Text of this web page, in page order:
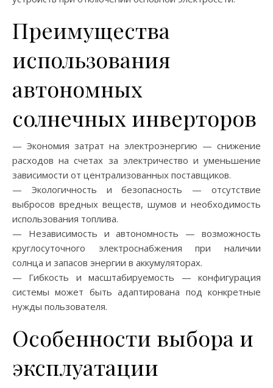
Преимущества
использования
автономных
солнечных инверторов
— Экономия затрат на электроэнергию — снижение
расходов на счетах за электричество и уменьшение
зависимости от централизованных поставщиков.
— Экологичность и безопасность — отсутствие
выбросов вредных веществ, шумов и необходимость
использования топлива.
— Независимость и автономность — возможность
круглосуточного электроснабжения при наличии
солнца и запасов энергии в аккумуляторах.
— Гибкость и масштабируемость — конфигурация
системы может быть адаптирована под конкретные
нужды пользователя.
Особенности выбора и
эксплуатации